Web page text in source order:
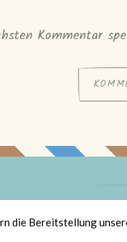
Kommentar
die Bereitstellung